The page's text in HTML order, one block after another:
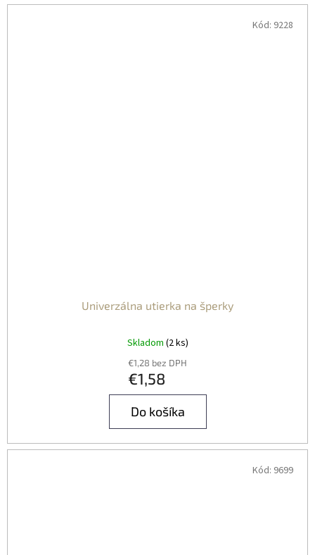
Univerzálna utierka na šperky
Skladom (2 ks)
€1,28 bez DPH
€1,58
Do košíka
Kód: 9228
Kód: 9699